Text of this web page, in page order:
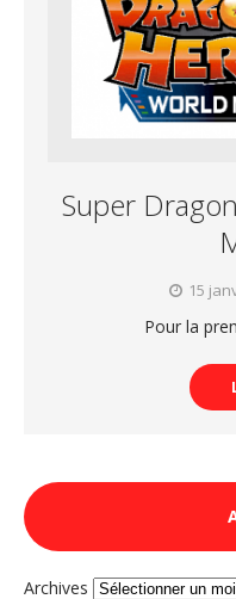
Super
15
Pour la
Archives